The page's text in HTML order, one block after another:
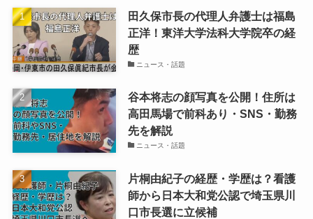
田久保市長の代理人弁護士は福島
正洋！東洋大学法科大学院卒の経
歴
ニュース・話題
谷本将志の顔写真を公開！住所は
高田馬場で前科あり・SNS・勤務
先を解説
ニュース・話題
片桐由紀子の経歴・学歴は？看護
師から日本大和党公認で埼玉県川
口市長選に立候補